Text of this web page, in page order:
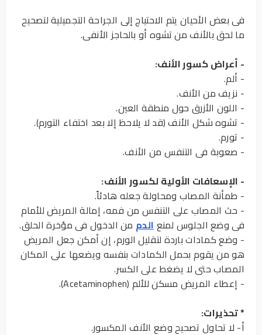
فى بعض الأحيان يتم الاحتياج إلى الجراحة التجميلية لتصحيح
ما لحق بالأنف من تشوه أو بالحاجز الأنفى.
- أعراض كسور الأنف:
- ألم.
- نزيف من الأنف.
- اللون الأزرق حول منطقة العين.
- تشوه شكل الأنف (قد لا يلاحظ إلا بعد اختفاء التورم).
- تورم.
- صعوبة فى التنفس من الأنف.
- الإسعافات الأولية لكسور الأنف:
- طمأنة المصاب ومحاولة جعله هادئاً.
- حث المصاب على التنفس من فمه، إمالة المريض للأمام
فى وضع الجلوس لمنعالدم من الدخول فى مؤخرة الحلق.
- وضع كمادات باردة لتقليل الورم، إن أمكن جعل المريض
هو من يقوم بحمل الكمادات بنفسه ويضعها على المكان
المصاب حتى لا يضغط على الكسر.
- إعطاء المريض مسكن للألم (Acetaminophen).
* تحذيرات:
أ- لا تحاول تصحيح وضع الأنف المكسور.